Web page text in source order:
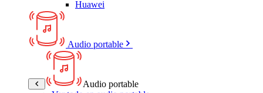
Huawei
Audio portable
Audio portable